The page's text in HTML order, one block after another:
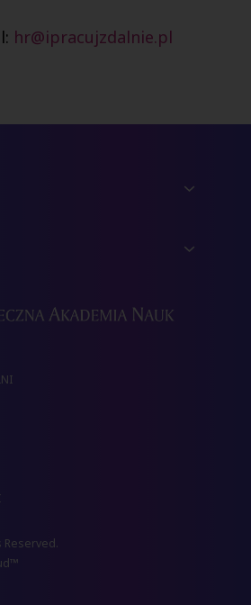
hr@ipracujzdalnie.pl
Reserved.